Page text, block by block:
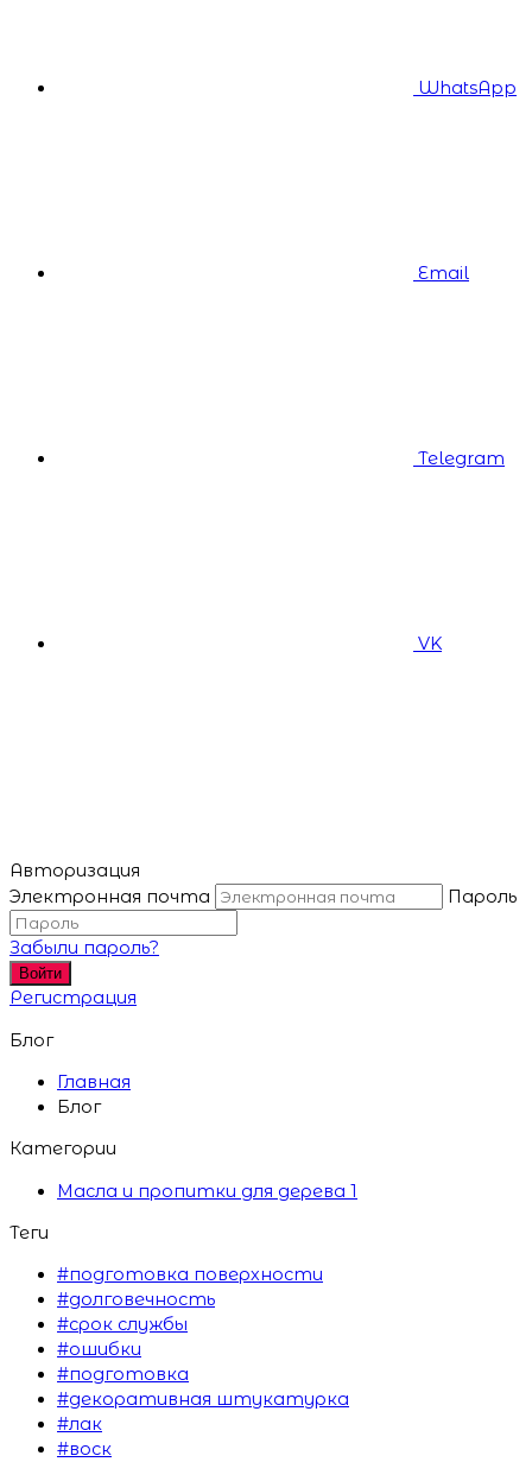
WhatsApp
Email
Telegram
VK
Авторизация
Электронная почта
Пароль
Забыли пароль?
Войти
Регистрация
Блог
Главная
Блог
Категории
Масла и пропитки для дерева 1
Теги
#подготовка поверхности
#долговечность
#срок службы
#ошибки
#подготовка
#декоративная штукатурка
#лак
#воск